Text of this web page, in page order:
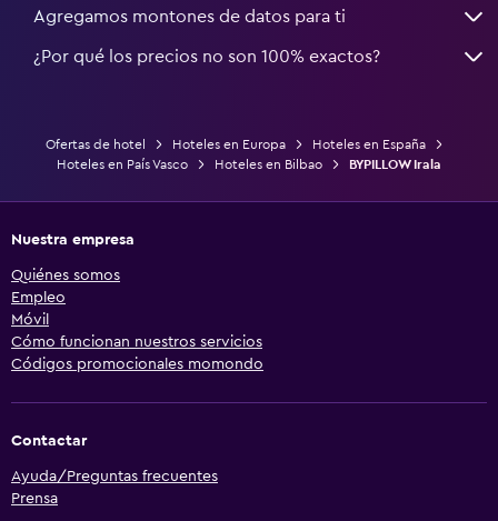
Agregamos montones de datos para ti
¿Por qué los precios no son 100% exactos?
Ofertas de hotel Hoteles en Europa
Hoteles en España
Hoteles en País Vasco
Hoteles en Bilbao BYPILLOW Irala
Nuestra empresa
Quiénes somos
Empleo
Móvil
Cómo funcionan nuestros servicios
Códigos promocionales momondo
Contactar
Ayuda/Preguntas frecuentes
Prensa